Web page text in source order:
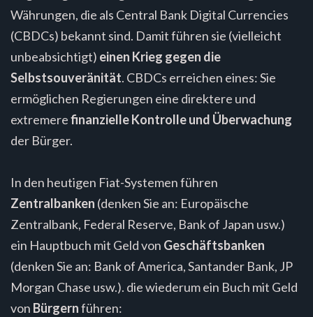
Währungen, die als Central Bank Digital Currencies
(CBDCs) bekannt sind. Damit führen sie (vielleicht
unbeabsichtigt) einen Krieg gegen die
Selbstsouveränität. CBDCs erreichen eines: Sie
ermöglichen Regierungen eine direktere und
extremerefinanzielle Kontrolle und Überwachung
der Bürger.
In den heutigen Fiat-Systemen führen
Zentralbanken (denken Sie an: Europäische
Zentralbank, Federal Reserve, Bank of Japan usw.)
ein Hauptbuch mit Geld von Geschäftsbanken
(denken Sie an: Bank of America, Santander Bank, JP
Morgan Chase usw.). die wiederum ein Buch mit Geld
von Bürgernführen: